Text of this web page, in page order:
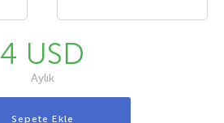
4 USD
Aylık